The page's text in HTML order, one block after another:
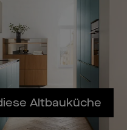
Altbauküche